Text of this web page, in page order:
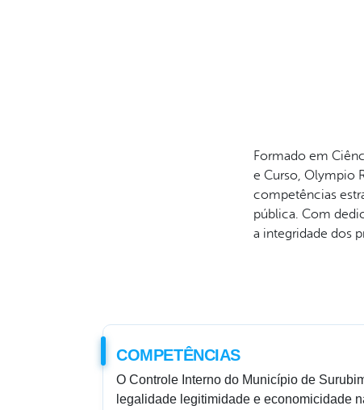
Formado em
e Curso, Olympio
competências
pública. Com
a integridade dos
COMPETÊNCIAS
O Controle Interno do Município de
legalidade legitimidade e economicidade